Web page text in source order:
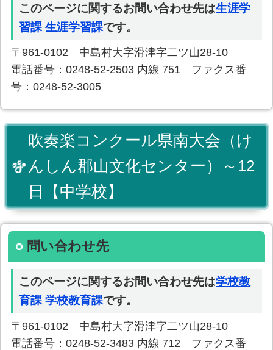
このページに関するお問い合わせ先は生涯学
習課 生涯学習課です。
〒961-0102 中島村大字滑津字二ツ山28-10
電話番号：0248-52-2503 内線 751 ファクス番
号：0248-52-3005
吹奏楽コンクール県南大会（け
んしん郡山文化センター）～12
日【中学校】
問い合わせ先
このページに関するお問い合わせ先は学校教
育課 学校教育課です。
〒961-0102 中島村大字滑津字二ツ山28-10
電話番号：0248-52-3483 内線 712 ファクス番